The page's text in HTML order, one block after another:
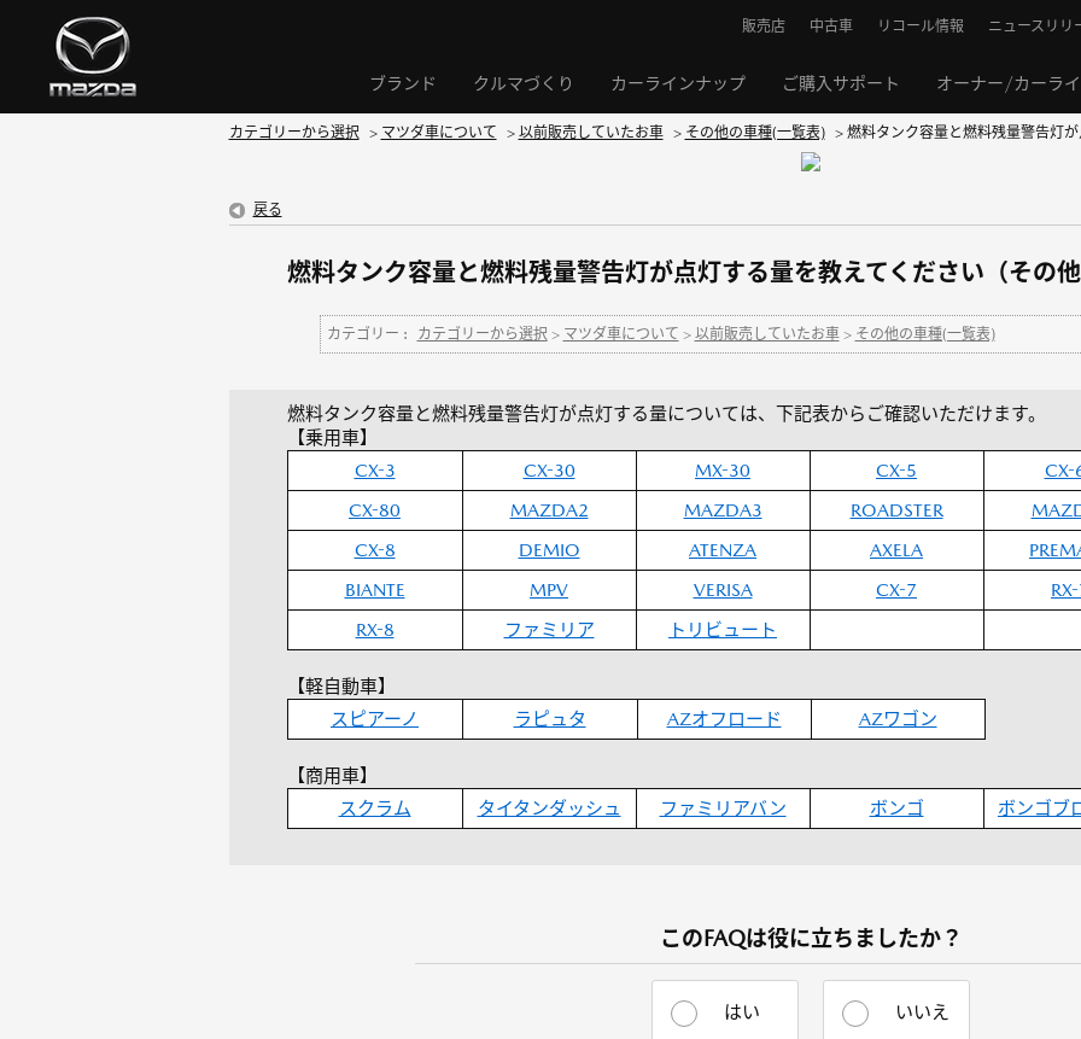
ブランド クルマづくり カーラインナップ ご購入サポート オーナー/カーラ
販売店 中古車 リコール情報 ニュースリリ
カテゴリーから選択 > マツダ車について > 以前販売していたお車 > その他の車種(一覧表) > 燃料タンク容量と燃料残量警告灯
戻る
燃料タンク容量と燃料残量警告灯が点灯する量を教えてください（その他
カテゴリー : カテゴリーから選択 > マツダ車について > 以前販売していたお車> その他の車種(一覧表)
燃料タンク容量と燃料残量警告灯が点灯する量については、下記表からご確認いただけます。
【乗用車】
CX-3
CX-30 MX-30 CX-5
CX-
CX-80
MAZDA2 MAZDA3 ROADSTER
CX-8
DEMIO ATENZA AXELA
BIANTE
MPV VERISA CX-7
RX-8
ファミリア トリビュート
【軽自動車】
スピアーノ
ラピュタ AZオフロード AZワゴン
【商用車】
スクラム
タイタンダッシュ ファミリアバン ボンゴ ボンゴブ
このFAQは役に立ちましたか？
はい いいえ